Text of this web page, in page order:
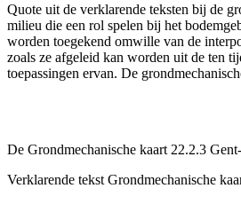
Quote uit de verklarende teksten bij de
milieu die een rol spelen bij het
worden toegekend omwille van de
zoals ze afgeleid kan worden uit de ten
toepassingen ervan. De
De Grondmechanische kaart 22.2.3
Verklarende tekst Grondmechanische